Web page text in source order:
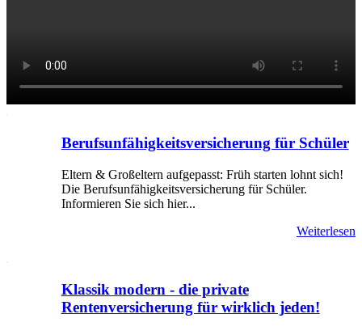
Berufsunfähigkeitsversicherung für Schüler
Eltern & Großeltern aufgepasst: Früh starten lohnt sich!
Die Berufsunfähigkeitsversicherung für Schüler.
Informieren Sie sich hier...
Weiterlesen
Klassik modern - die private
Rentenversicherung für wirklich jeden!